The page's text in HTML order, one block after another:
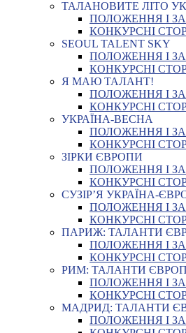
ТАЛАНОВИТЕ ЛІТО
ПОЛОЖЕННЯ І
КОНКУРСНІ
SEOUL TALENT SKY
ПОЛОЖЕННЯ І
КОНКУРСНІ
Я МАЮ ТАЛАНТ!
ПОЛОЖЕННЯ І
КОНКУРСНІ
УКРАЇНА-ВЕСНА
ПОЛОЖЕННЯ І
КОНКУРСНІ
ЗІРКИ ЄВРОПИ
ПОЛОЖЕННЯ І
КОНКУРСНІ
СУЗІР’Я УКРАЇНА-
ПОЛОЖЕННЯ І
КОНКУРСНІ
ПАРИЖ: ТАЛАНТИ
ПОЛОЖЕННЯ І
КОНКУРСНІ
РИМ: ТАЛАНТИ
ПОЛОЖЕННЯ І
КОНКУРСНІ
МАДРИД: ТАЛАНТИ
ПОЛОЖЕННЯ І